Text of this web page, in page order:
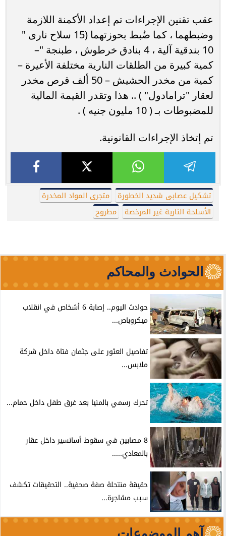
عقب تقنين الإجراءات تم إعداد الأكمنة اللازمة
وضبطهما ، كما ضُبط بحوزتهما (15 سلاح نارى "
10 بندقية آلية ، 4 بنادق خرطوش ، طبنجة "–
كمية كبيرة من الطلقات النارية مختلفة الأعيرة –
كمية من مخدر الحشيش – 50 ألف قرص مخدر
لعقار "ترامادول" ) .. هذا وتقدر القيمة المالية
للمضبوطات بـ ( 10 مليون جنيه ) .
تم إتخاذ الإجراءات القانونية.
تشكيل عصابى شديد الخطورة
متجرى المواد المخدرة
الأسلحة النارية غير المرخصة
مطروح
الحوادث والمحاكم
حوادث اليوم.. إصابة 6 أشخاص في انقلاب
ميكروباص...
تفاصيل العثور على جثمان فتاة داخل شركة
ملابس...
تحرك رسمي بالمنيا بعد غرق طفل داخل حمام...
8 مصابين في سقوط أسانسير داخل عقار
بالمعادي.....
حقيقة منتحلة صفة صحفية.. التحقيقات تكشف
سبب مشاجرة...